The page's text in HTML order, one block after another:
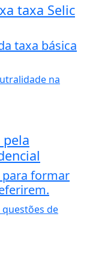
taxa Selic
taxa básica
pela
para formar